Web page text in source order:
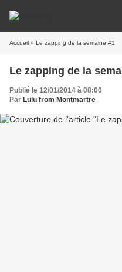
Accueil » Le zapping de la semaine #1
Le zapping de la
Publié le 12/01/2014 à 08:00
Par Lulu from Montmartre